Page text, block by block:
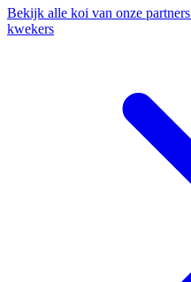
Bekijk alle koi van onze partners
kwekers